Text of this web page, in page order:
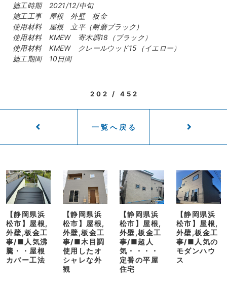
施工時期 2021/12/中旬
施工工事 屋根 外壁 板金
使用材料 屋根 立平（耐磨ブラック）
使用材料 KMEW 寄木調18（ブラック）
使用材料 KMEW クレールウッド15（イエロー）
施工期間 10日間
202 / 452
一覧へ戻る
【静岡県浜
松市】屋根,
外壁,板金工
事/■人気沸
騰・・屋根
カバー工法
【静岡県浜
松市】屋根,
外壁,板金工
事/■木目調
使用したオ
シャレな外
観
【静岡県浜
松市】屋根,
外壁,板金工
事/■超人
気・・・・
定番の平屋
住宅
【静岡県浜
松市】屋根,
外壁,板金工
事/■人気の
モダンハウ
ス